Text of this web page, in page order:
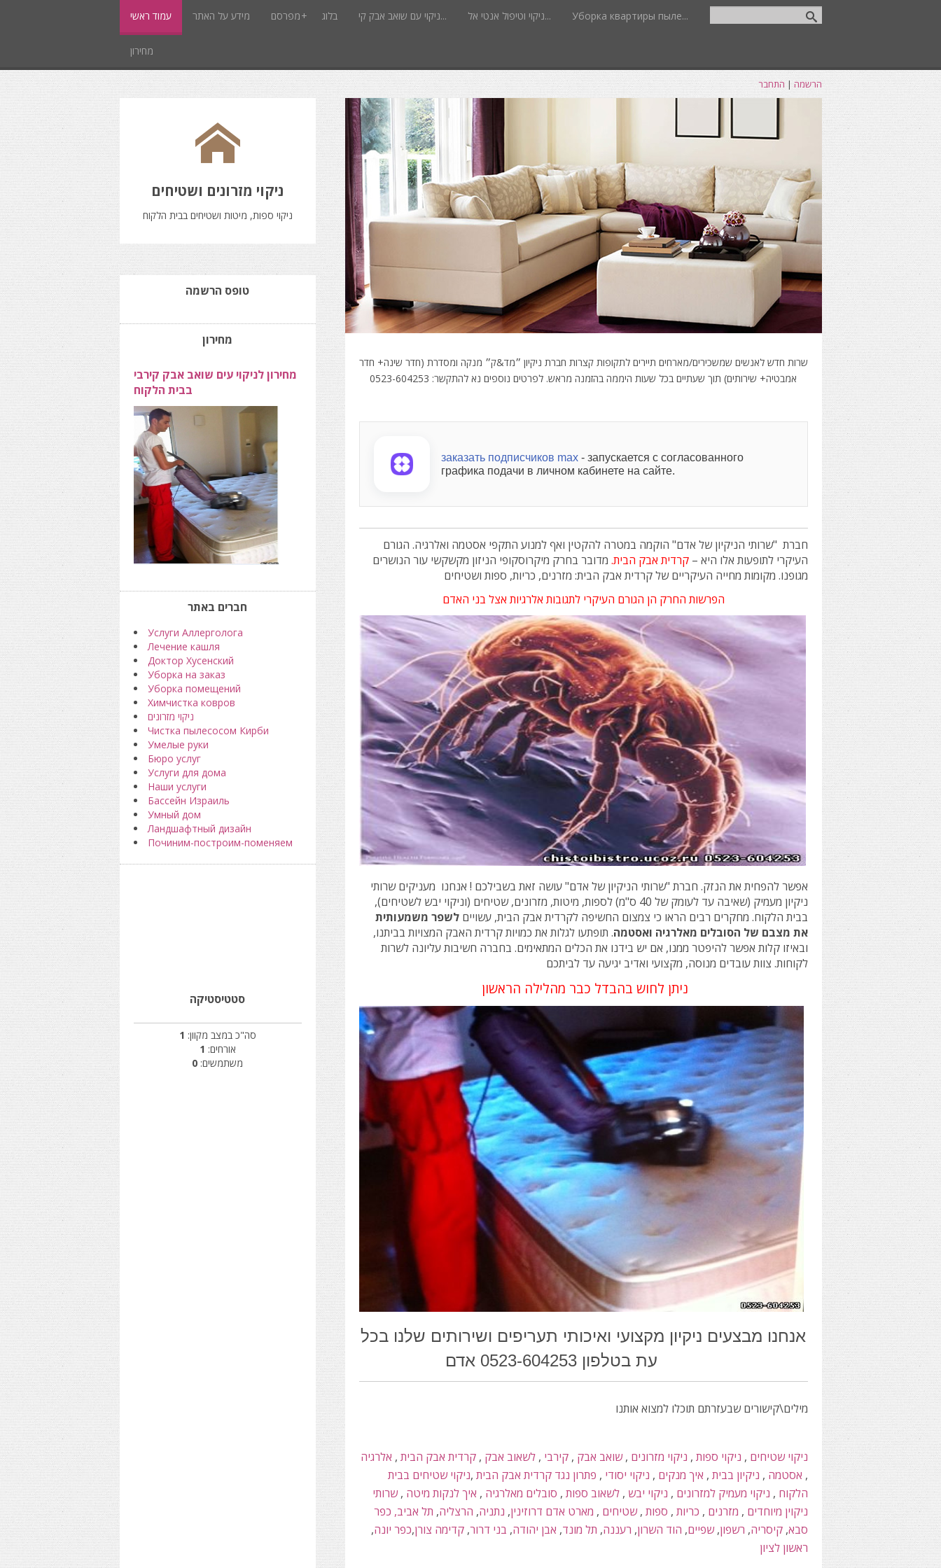
עמוד ראשי מידע על האתר מפרסם בלוג ניקוי עם שואב אבק קי... ניקוי וטיפול אנטי אל... Уборка квартиры пыле...
מחירון
הרשמה | התחבר
ניקוי מזרונים ושטיחים
ניקוי ספות, מיטות ושטיחים בבית הלקוח
שרות חדש לאנשים שמשכירים/מארחים תיירים לתקופות קצרות חברת ניקיון ״מד&ק״ מנקה ומסדרת (חדר שינה+ חדר
אמבטיה+ שירותים) תוך שעתיים בכל שעות היממה בהזמנה מראש. לפרטים נוספים נא להתקשר: 0523-604253
заказать подписчиков max - запускается с согласованного
графика подачи в личном кабинете на сайте.
חברת "שרותי הניקיון של אדם" הוקמה במטרה להקטין ואף למנוע התקפי אסטמה ואלרגיה. הגורם
העיקרי לתופעות אלו היא –קרדית אבק הבית. מדובר בחרק מיקרוסקופי הניזון מקשקשי עור הנושרים
מגופנו. מקומות מחייה העיקריים של קרדית אבק הבית: מזרנים, כריות, ספות ושטיחים
הפרשות החרק הן הגורם העיקרי לתגובות אלרגיות אצל בני האדם
אפשר להפחית את הנזק. חברת "שרותי הניקיון של אדם" עושה זאת בשבילכם ! אנחנו מעניקיםשרותי
ניקיון מעמיק (שאיבה עד לעומק של 40 ס"מ)
לספות, מיטות, מזרונים, שטיחים (וניקוי יבש לשטיחים),
בבית הלקוח. מחקרים רבים הראו כי צמצום החשיפה לקרדית אבק הבית, עשויים לשפר משמעותית
את מצבם של הסובלים מאלרגיה ואסטמה. תופתעו לגלות את כמויות קרדית האבק המצויות בביתנו,
ובאיזו קלות אפשר להיפטר ממנו, אם יש בידנו את הכלים המתאימים. בחברה חשיבות עליונה לשרות
לקוחות. צוות עובדים מנוסה, מקצועי ואדיב יגיעה עד לביתכם
ניתן לחוש בהבדל כבר מהלילה הראשון
אנחנו מבצעים ניקיון מקצועי ואיכותי תעריפים ושירותים שלנו בכל
מילים\קישורים שבעזרתם תוכלו למצוא אותנו
ניקוי שטיחים , ניקוי ספות , ניקוי מזרונים ,שואב אבק ,קירבי ,לשאוב אבק ,קרדית אבק הבית , אלרגיה
, אסטמה , ניקיון בבית , איך מנקים , ניקוי יסודי , פתרון נגד קרדית אבק הבית ,ניקוי שטיחים בבית
הלקוח , ניקוי מעמיק למזרונים , ניקוי יבש ,לשאוב ספות , סובלים מאלרגיה , איך לנקות מיטה ,שרותי
ניקוין מיוחדים , מזרנים , כריות , ספות ,שטיחים , מארט אדם דרוזינין, נתניה, הרצליה, תל אביב, כפר
סבא,קיסריה, רשפון,שפיים, הוד השרון, רעננה, תל מונד, אבן יהודה, בני דרור,קדימה צורן,כפר יונה,
ראשון לציון
טופס הרשמה
מחירון
מחירון לניקוי עים שואב אבק קירבי
בבית הלקוח
חברים באתר
Услуги Аллерголога
Лечение кашля
Доктор Хусенский
Уборка на заказ
Уборка помещений
Химчистка ковров
ניקוי מזרונים
Чистка пылесосом Кирби
Умелые руки
Бюро услуг
Услуги для дома
Наши услуги
Бассейн Израиль
Умный дом
Ландшафтный дизайн
Починим-построим-поменяем
סטטיסטיקה
סה"כ במצב מקוון: 1
אורחים: 1
משתמשים: 0